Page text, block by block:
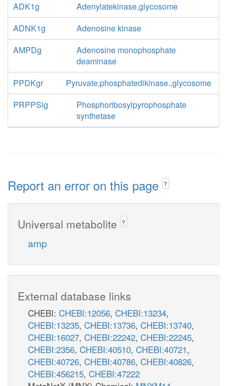
ADK1g
Adenylatekinase,glycosome
ADNK1g
Adenosine kinase
AMPDg
Adenosine monophosphate
deaminase
PPDKgr
Pyruvate,phosphatedikinase.,glycosome
PRPPSig
Phosphoribosylpyrophosphate
synthetase
Report an error on this page ?
Universal metabolite ?
amp
External database links
CHEBI: CHEBI:12056, CHEBI:13234,
CHEBI:13235, CHEBI:13736, CHEBI:13740,
CHEBI:16027, CHEBI:22242, CHEBI:22245,
CHEBI:2356, CHEBI:40510, CHEBI:40721,
CHEBI:40726, CHEBI:40786, CHEBI:40826,
CHEBI:456215, CHEBI:47222